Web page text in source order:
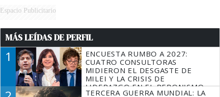
Espacio Publicitario
MÁS LEÍDAS DE PERFIL
1
ENCUESTA RUMBO A 2027:
CUATRO CONSULTORAS
MIDIERON EL DESGASTE DE
MILEI Y LA CRISIS DE
LIDERAZGO EN EL PERONISMO
TERCERA GUERRA MUNDIAL: LA